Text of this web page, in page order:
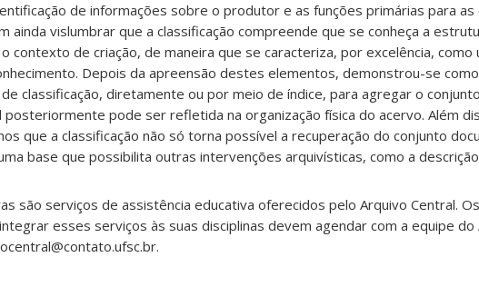
de informações sobre o produtor e as funções primárias para as
ainda vislumbrar que a classificação compreende que se conheça a
contexto de criação, de maneira que se caracteriza, por excelência, como
Depois da apreensão destes elementos, demonstrou-se
classificação, diretamente ou por meio de índice, para agregar o
posteriormente pode ser refletida na organização física do acervo. Além
que a classificação não só torna possível a recuperação do conjunto
base que possibilita outras intervenções arquivísticas, como a descrição
são serviços de assistência educativa oferecidos pelo Arquivo Central.
esses serviços às suas disciplinas devem agendar com a equipe do